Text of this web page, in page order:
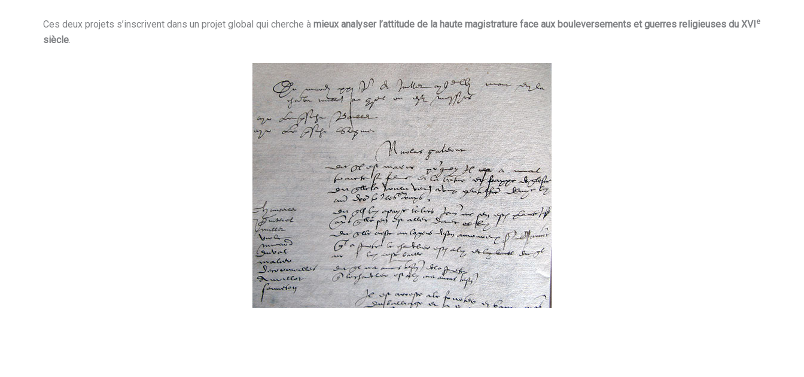
Ces deux projets s’inscrivent dans un projet global qui cherche à mieux analyser l’attitude de la haute magistrature face aux bouleversements et guerres religieuses du XVIe
siècle